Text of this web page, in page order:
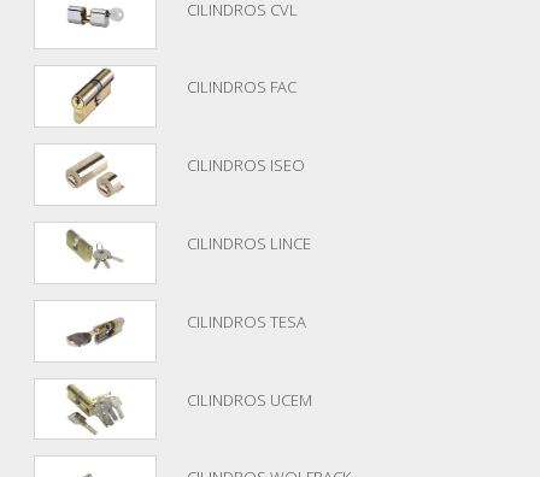
CILINDROS CVL
CILINDROS FAC
CILINDROS ISEO
CILINDROS LINCE
CILINDROS TESA
CILINDROS UCEM